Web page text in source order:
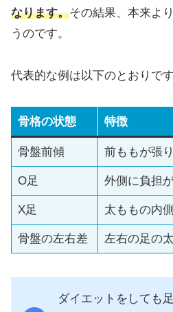
なります。その結果、本来よ
うのです。
代表的な例は以下のとおりです
骨格の状態 特徴
骨盤前傾 前ももが張
O足 外側に負担
X足 太ももの内
骨盤の左右差 左右の足の
ダイエットをしても